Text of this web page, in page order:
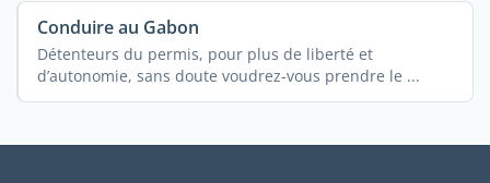
Conduire au Gabon
Détenteurs du permis, pour plus de liberté et
d’autonomie, sans doute voudrez-vous prendre le ...